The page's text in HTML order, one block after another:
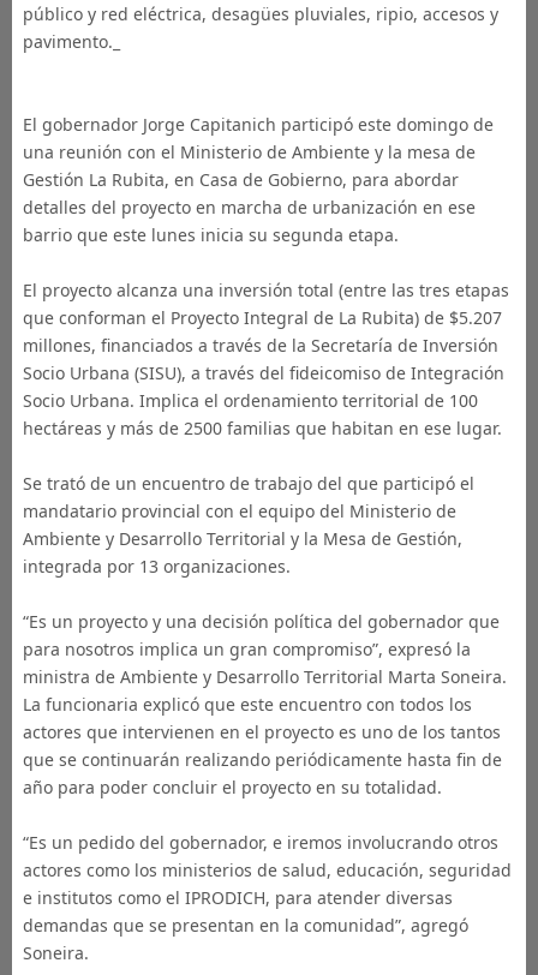
público y red eléctrica, desagües pluviales, ripio, accesos y
pavimento._
El gobernador Jorge Capitanich participó este domingo de
una reunión con el Ministerio de Ambiente y la mesa de
Gestión La Rubita, en Casa de Gobierno, para abordar
detalles del proyecto en marcha de urbanización en ese
barrio que este lunes inicia su segunda etapa.
El proyecto alcanza una inversión total (entre las tres etapas
que conforman el Proyecto Integral de La Rubita) de $5.207
millones, financiados a través de la Secretaría de Inversión
Socio Urbana (SISU), a través del fideicomiso de Integración
Socio Urbana. Implica el ordenamiento territorial de 100
hectáreas y más de 2500 familias que habitan en ese lugar.
Se trató de un encuentro de trabajo del que participó el
mandatario provincial con el equipo del Ministerio de
Ambiente y Desarrollo Territorial y la Mesa de Gestión,
integrada por 13 organizaciones.
“Es un proyecto y una decisión política del gobernador que
para nosotros implica un gran compromiso”, expresó la
ministra de Ambiente y Desarrollo Territorial Marta Soneira.
La funcionaria explicó que este encuentro con todos los
actores que intervienen en el proyecto es uno de los tantos
que se continuarán realizando periódicamente hasta fin de
año para poder concluir el proyecto en su totalidad.
“Es un pedido del gobernador, e iremos involucrando otros
actores como los ministerios de salud, educación, seguridad
e institutos como el IPRODICH, para atender diversas
demandas que se presentan en la comunidad”, agregó
Soneira.